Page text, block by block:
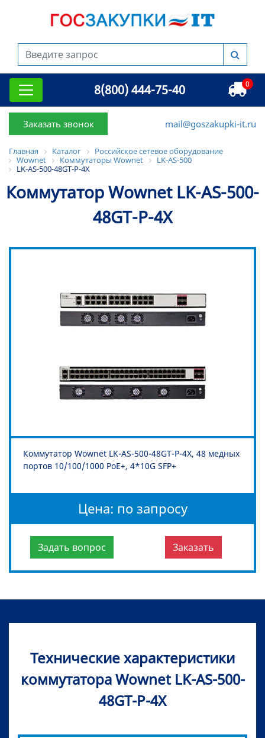
8(800) 444-75-40 0
Заказать звонок mail@goszakupki-it.ru
Главная Каталог
Российское сетевое оборудование
Wownet
Коммутаторы Wownet
LK-AS-500
LK-AS-500-48GT-P-4X
Коммутатор Wownet LK-AS-500-
48GT-P-4X
Коммутатор Wownet LK-AS-500-48GT-P-4X, 48 медных
портов 10/100/1000 PoE+, 4*10G SFP+
Цена: по запросу
Задать вопрос Заказать
Технические характеристики
коммутатора Wownet LK-AS-500-
48GT-P-4X